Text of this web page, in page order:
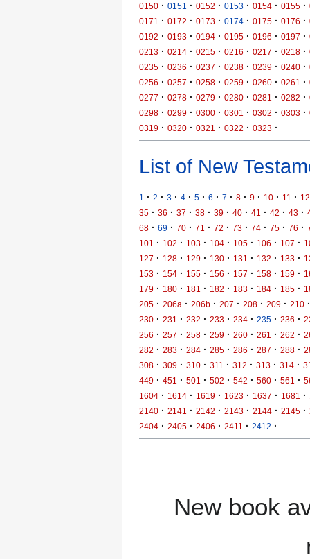
0150 · 0151 · 0152 · 0153 · 0154 · 0155 ·
0171
· 0172 · 0173 · 0174 · 0175 · 0176 ·
0192 · 0193 · 0194 · 0195 · 0196 · 0197 ·
0213 · 0214 · 0215 · 0216 · 0217 · 0218 ·
0235 · 0236 · 0237 · 0238 · 0239 · 0240 ·
0256 · 0257 · 0258 · 0259 · 0260 · 0261 ·
0277 · 0278 · 0279 · 0280 · 0281 · 0282 ·
0298 · 0299 · 0300 · 0301 · 0302 · 0303 ·
0319 · 0320 · 0321 · 0322 · 0323 ·
List of New
1 · 2 · 3 · 4 · 5 · 6 · 7 · 8 · 9 · 10 · 11 · 12
35 · 36 · 37 · 38 · 39 · 40 · 41 · 42 · 43 ·
68 · 69 · 70 · 71 · 72 · 73 · 74 · 75 · 76 ·
101
· 102 · 103 · 104 · 105 · 106 · 107 ·
127 · 128 · 129 · 130 · 131 · 132 · 133 ·
153 · 154 · 155 · 156 · 157 · 158 · 159 ·
179 · 180 · 181 · 182 · 183 · 184 · 185 ·
205 · 206a · 206b · 207 · 208 · 209 · 210 ·
230 · 231 · 232 · 233 · 234 · 235 · 236 ·
256 · 257 · 258 · 259 · 260 · 261 · 262 ·
282 · 283 · 284 · 285 · 286 · 287 · 288 ·
308 · 309 · 310 · 311 · 312 · 313 · 314 ·
449 · 451 · 501 · 502 · 542 · 560 · 561 ·
1604 · 1614 · 1619 · 1623 · 1637 · 1681 ·
2140 · 2141 · 2142 · 2143 · 2144 · 2145 ·
2404 · 2405 · 2406 · 2411 · 2412 ·
New book